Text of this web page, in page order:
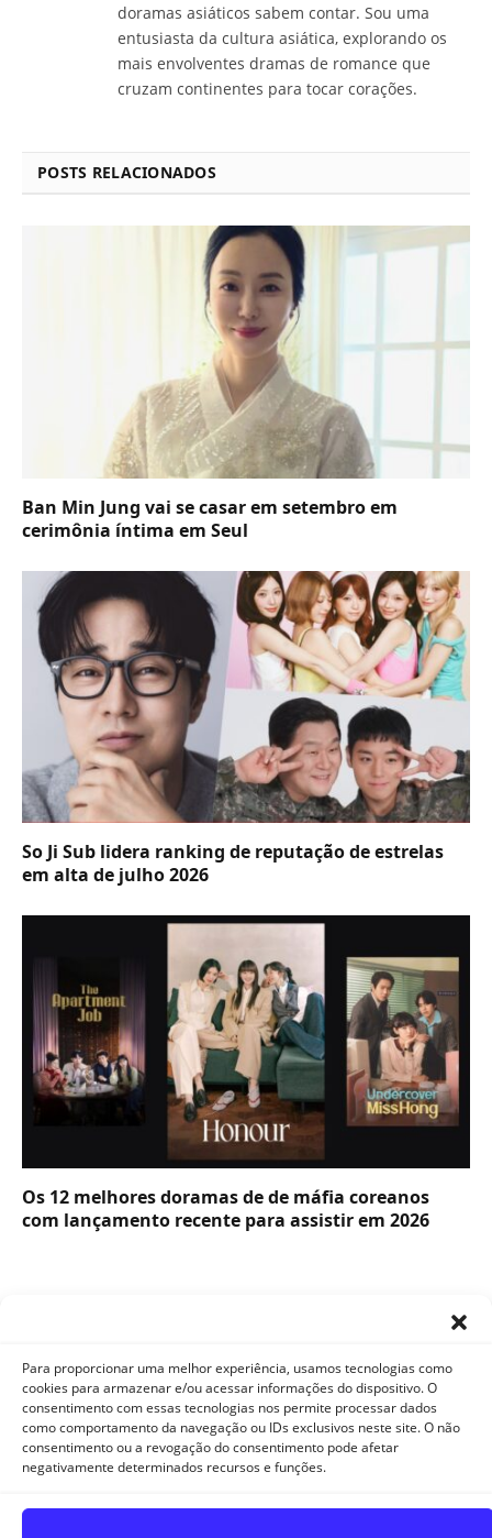
Para proporcionar uma melhor experiência, usamos tecnologias como
cookies para armazenar e/ou acessar informações do dispositivo. O
consentimento com essas tecnologias nos permite processar dados
como comportamento da navegação ou IDs exclusivos neste site. O não
consentimento ou a revogação do consentimento pode afetar
negativamente determinados recursos e funções.
doramas asiáticos sabem contar. Sou uma
entusiasta da cultura asiática, explorando os
mais envolventes dramas de romance que
cruzam continentes para tocar corações.
POSTS RELACIONADOS
Ban Min Jung vai se casar em setembro em
cerimônia íntima em Seul
So Ji Sub lidera ranking de reputação de estrelas
em alta de julho 2026
Os 12 melhores doramas de de máfia coreanos
com lançamento recente para assistir em 2026
FacebookX
(Twitter)
InstagramPinterestYouTubeTumblr WhatsApp